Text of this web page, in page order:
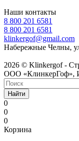
Наши контакты
8 800 201 6581
8 800 201 6581
klinkergof@gmail.com
Набережные Челны,
2026 © Klinkergof -
ООО «КлинкерГоф»,
Найти
0
0
0
Корзина